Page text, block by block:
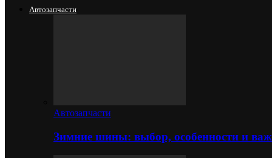
Автозапчасти
Автозапчасти
Зимние шины: выбор, особенности и